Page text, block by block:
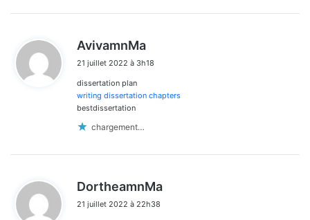
AvivamnMa
t
:
21 juillet 2022 à 3h18
dissertation plan
writing dissertation chapters
bestdissertation
chargement…
DortheamnMa
21 juillet 2022 à 22h38